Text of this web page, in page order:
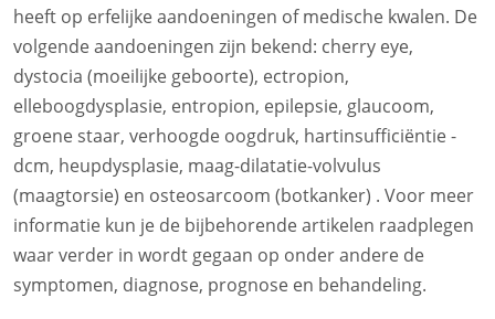
heeft op erfelijke aandoeningen of medische kwalen. De
volgende aandoeningen zijn bekend: cherry eye,
dystocia (moeilijke geboorte), ectropion,
elleboogdysplasie, entropion, epilepsie, glaucoom,
groene staar, verhoogde oogdruk, hartinsufficiëntie -
dcm, heupdysplasie, maag-dilatatie-volvulus
(maagtorsie) en osteosarcoom (botkanker) . Voor meer
informatie kun je de bijbehorende artikelen raadplegen
waar verder in wordt gegaan op onder andere de
symptomen, diagnose, prognose en behandeling.